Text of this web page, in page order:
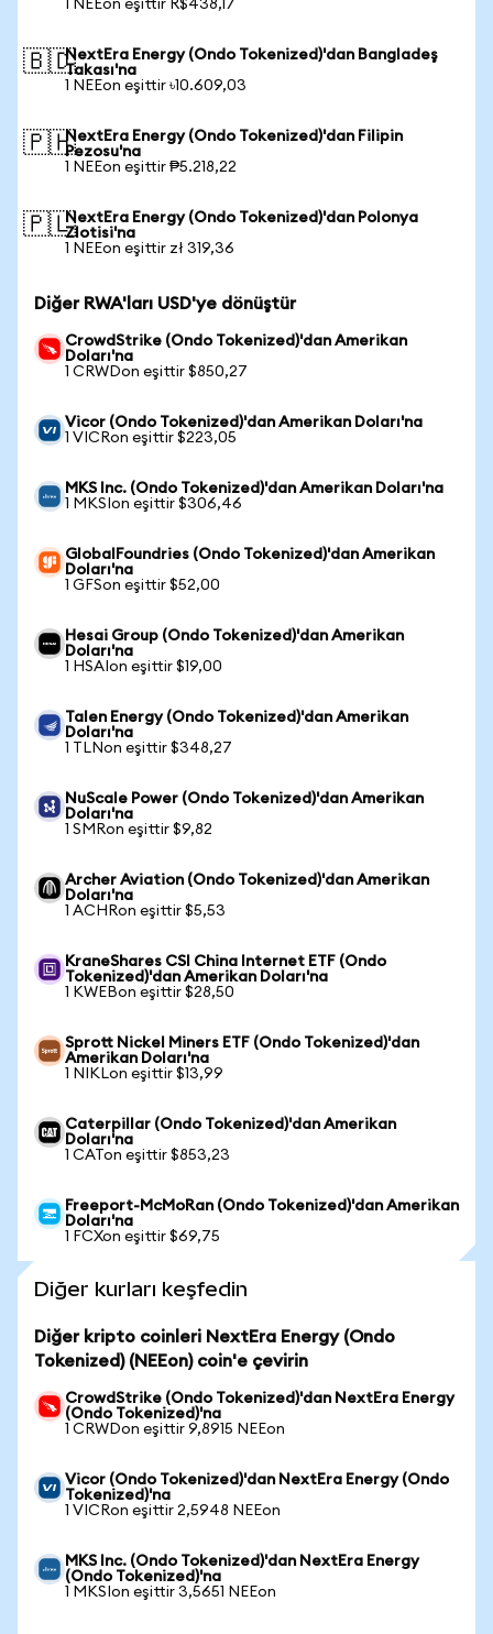
1 NEEon eşittir R$438,17
🇧🇩NextEra Energy (Ondo Tokenized)'dan Bangladeş
Takası'na
1 NEEon eşittir ৳10.609,03
🇵🇭NextEra Energy (Ondo Tokenized)'dan Filipin
Pezosu'na
1 NEEon eşittir ₱5.218,22
🇵🇱NextEra Energy (Ondo Tokenized)'dan Polonya
Zlotisi'na
1 NEEon eşittir zł 319,36
Diğer RWA'ları USD'ye dönüştür
CrowdStrike (Ondo Tokenized)'dan Amerikan
Doları'na
1 CRWDon eşittir $850,27
Vicor (Ondo Tokenized)'dan Amerikan Doları'na
1 VICRon eşittir $223,05
MKS Inc. (Ondo Tokenized)'dan Amerikan Doları'na
1 MKSIon eşittir $306,46
GlobalFoundries (Ondo Tokenized)'dan Amerikan
Doları'na
1 GFSon eşittir $52,00
Hesai Group (Ondo Tokenized)'dan Amerikan
Doları'na
1 HSAIon eşittir $19,00
Talen Energy (Ondo Tokenized)'dan Amerikan
Doları'na
1 TLNon eşittir $348,27
NuScale Power (Ondo Tokenized)'dan Amerikan
Doları'na
1 SMRon eşittir $9,82
Archer Aviation (Ondo Tokenized)'dan Amerikan
Doları'na
1 ACHRon eşittir $5,53
KraneShares CSI China Internet ETF (Ondo
Tokenized)'dan Amerikan Doları'na
1 KWEBon eşittir $28,50
Sprott Nickel Miners ETF (Ondo Tokenized)'dan
Amerikan Doları'na
1 NIKLon eşittir $13,99
Caterpillar (Ondo Tokenized)'dan Amerikan
Doları'na
1 CATon eşittir $853,23
Freeport-McMoRan (Ondo Tokenized)'dan Amerikan
Doları'na
1 FCXon eşittir $69,75
Diğer kurları keşfedin
Diğer kripto coinleri NextEra Energy (Ondo
Tokenized) (NEEon) coin'e çevirin
CrowdStrike (Ondo Tokenized)'dan NextEra Energy
(Ondo Tokenized)'na
1 CRWDon eşittir 9,8915 NEEon
Vicor (Ondo Tokenized)'dan NextEra Energy (Ondo
Tokenized)'na
1 VICRon eşittir 2,5948 NEEon
MKS Inc. (Ondo Tokenized)'dan NextEra Energy
(Ondo Tokenized)'na
1 MKSIon eşittir 3,5651 NEEon